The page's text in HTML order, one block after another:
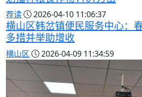
荐读 2026-04-10 11:06:37
横山区韩岔镇便民服务中心：
多措并举助增收
横山区 2026-04-09 11:34:59